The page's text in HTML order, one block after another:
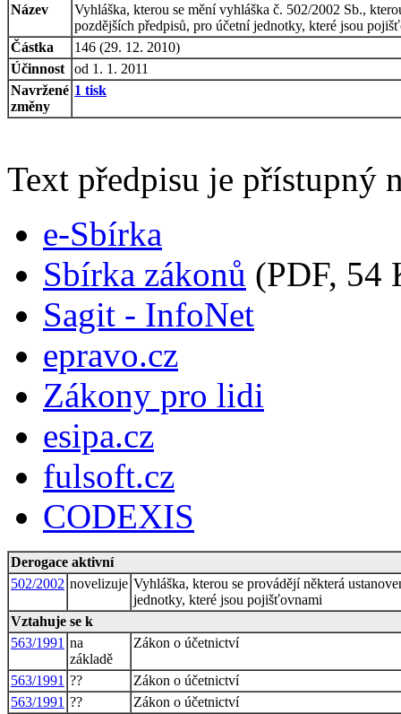
Název
Vyhláška, kterou se mění vyhláška č. 502/2002 Sb.,
pozdějších předpisů, pro účetní jednotky, které jsou
Částka
146 (29. 12. 2010)
Účinnost
od 1. 1. 2011
Navržené
změny
1 tisk
Text předpisu je přístupný
e-Sbírka
Sbírka zákonů (PDF, 54
Sagit - InfoNet
epravo.cz
Zákony pro lidi
esipa.cz
fulsoft.cz
CODEXIS
Derogace aktivní
502/2002 novelizuje Vyhláška, kterou se provádějí některá
jednotky, které jsou pojišťovnami
Vztahuje se k
563/1991 na
základě
Zákon o účetnictví
563/1991 ??
Zákon o účetnictví
563/1991 ??
Zákon o účetnictví